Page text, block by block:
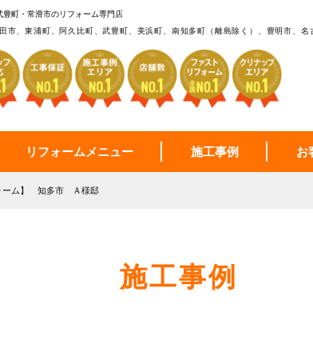
町・常滑市のリフォーム専門店
、東浦町、阿久比町、武豊町、美浜町、南知多町（離島除く）、豊明市、名
リフォームメニュー 施工事例 お
ーム】 知多市 Ａ様邸
施工事例